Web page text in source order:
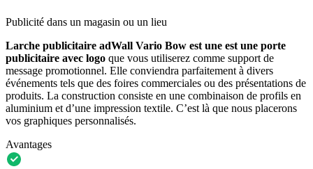
Publicité dans un magasin ou un lieu
Larche publicitaire adWall Vario Bow est une est une porte
publicitaire avec logo que vous utiliserez comme support de
message promotionnel. Elle conviendra parfaitement à divers
événements tels que des foires commerciales ou des présentations de
produits. La construction consiste en une combinaison de profils en
aluminium et d’une impression textile. C’est là que nous placerons
vos graphiques personnalisés.
Avantages